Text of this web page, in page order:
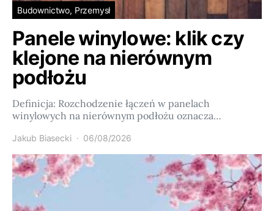
Budownictwo, Przemysł
Panele winylowe: klik czy
klejone na nierównym
podłożu
Definicja: Rozchodzenie łączeń w panelach
winylowych na nierównym podłożu oznacza…
Jakub Biasecki 06/08/2026